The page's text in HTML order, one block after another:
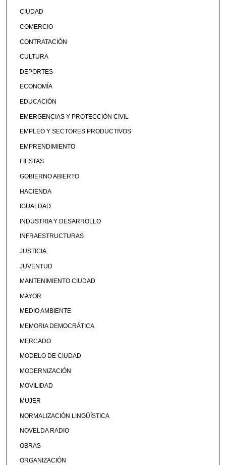
CIUDAD
COMERCIO
CONTRATACIÓN
CULTURA
DEPORTES
ECONOMÍA
EDUCACIÓN
EMERGENCIAS Y PROTECCIÓN CIVIL
EMPLEO Y SECTORES PRODUCTIVOS
EMPRENDIMIENTO
FIESTAS
GOBIERNO ABIERTO
HACIENDA
IGUALDAD
INDUSTRIA Y DESARROLLO
INFRAESTRUCTURAS
JUSTICIA
JUVENTUD
MANTENIMIENTO CIUDAD
MAYOR
MEDIO AMBIENTE
MEMORIA DEMOCRÁTICA
MERCADO
MODELO DE CIUDAD
MODERNIZACIÓN
MOVILIDAD
MUJER
NORMALIZACIÓN LINGÜÍSTICA
NOVELDA RADIO
OBRAS
ORGANIZACIÓN